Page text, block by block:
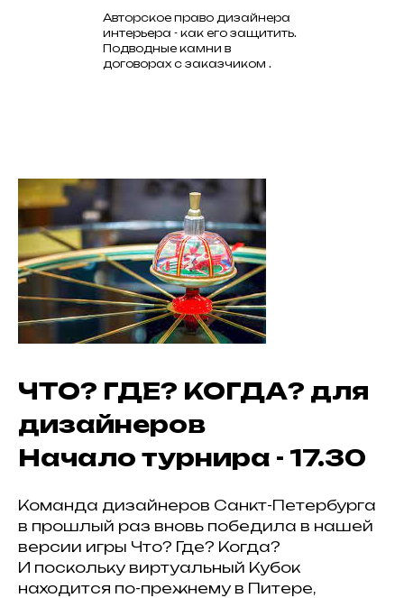
Авторское право дизайнера
интерьера - как его защитить.
Подводные камни в
договорах с заказчиком .
ЧТО? ГДЕ? КОГДА? для
дизайнеров
Начало турнира - 17.30
Команда дизайнеров Санкт-Петербурга
в прошлый раз вновь победила в нашей
версии игры Что? Где? Когда?
И поскольку виртуальный Кубок
находится по-прежнему в Питере,